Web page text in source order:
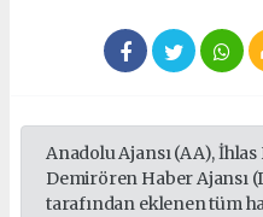
Anadolu Ajansı (AA),
Demirören Haber Ajansı
tarafından eklenen tüm